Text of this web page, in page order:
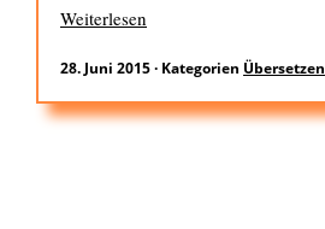
Über mich
Weiterlesen
28. Juni 2015· Kategorien Übersetzen